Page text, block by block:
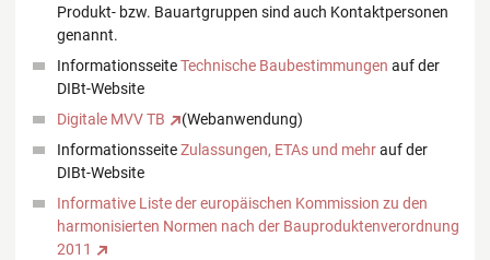
Produkt- bzw. Bauartgruppen sind auch Kontaktpersonen
genannt.
InformationsseiteTechnische Baubestimmungen auf der
DIBt-Website
Digitale MVV TB
(Webanwendung)
InformationsseiteZulassungen, ETAs und mehrauf der
DIBt-Website
Informative Liste der europäischen Kommission zu den
harmonisierten Normen nach der Bauproduktenverordnung
2011